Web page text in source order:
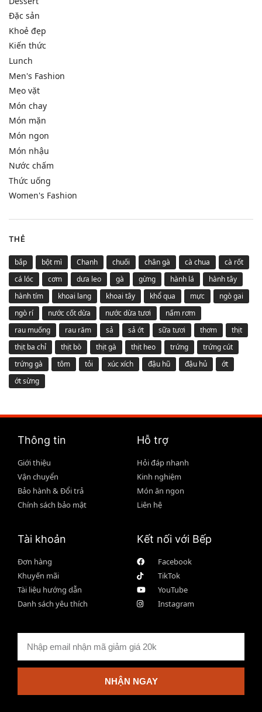
Đặc sản
Khoẻ đẹp
Kiến thức
Lunch
Men's Fashion
Mẹo vặt
Món chay
Món mặn
Món ngon
Món nhậu
Nước chấm
Thức uống
Women's Fashion
THẺ
bắp bột mì Chanh chuối chân gà cà chua
cà rốt
cá lóc
cơm dưa leo gà gừng hành lá
hành tây
hành tím
khoai lang khoai tây khổ qua mực
ngò gai
ngò rí
nước cốt dừa nước dừa tươi
nấm rơm
rau muống
rau răm sả sả ớt sữa tươi thơm
thịt
thịt ba chỉ
thịt bò thịt gà thịt heo trứng
trứng cút
trứng gà
tôm tỏi xúc xích đậu hũ đậu hủ
ớt
ớt sừng
Thông tin
Giới thiệu
Vận chuyển
Bảo hành & Đổi trả
Chính sách bảo mật
Hỗ trợ
Hỏi đáp nhanh
Kinh nghiệm
Món ăn ngon
Liên hệ
Tài khoản
Đơn hàng
Khuyến mãi
Tài liệu hướng dẫn
Danh sách yêu thích
Kết nối với Bếp
Facebook
TikTok
YouTube
Instagram
NHẬN NGAY